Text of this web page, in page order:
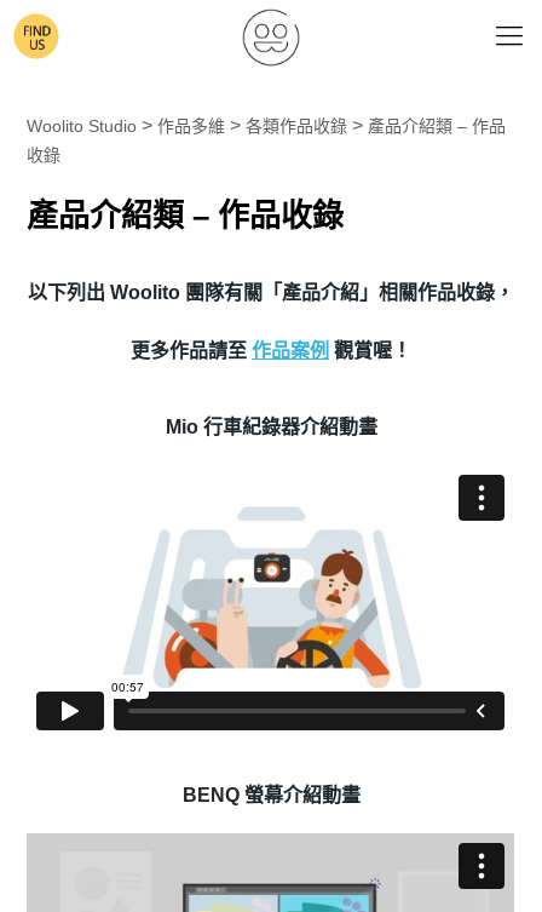
Woolito Studio >作品多維 >各類作品收錄 > 產品介紹類 – 作品
收錄
產品介紹類 – 作品收錄
以下列出 Woolito 團隊有關「產品介紹」相關作品收錄，
更多作品請至 作品案例 觀賞喔！
Mio 行車紀錄器介紹動畫
BENQ 螢幕介紹動畫